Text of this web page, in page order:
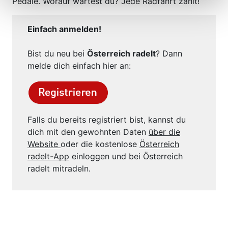
Einfach anmelden!
Bist du neu bei Österreich radelt? Dann
melde dich einfach hier an:
Falls du bereits registriert bist, kannst du
dich mit den gewohnten Daten über die
Website oder die kostenlose Österreich
radelt-App einloggen und bei Österreich
radelt mitradeln.